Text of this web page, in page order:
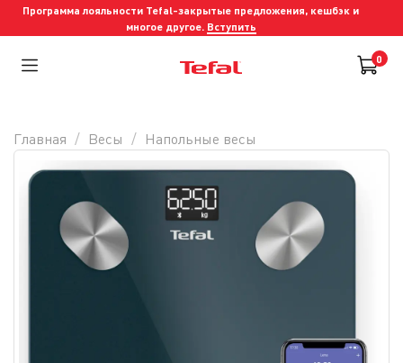
Программа лояльности Tefal-закрытые предложения, кешбэк и
многое другое. Вступить
0
Главная Весы Напольные весы